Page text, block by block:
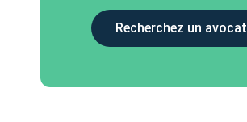
Recherchez un avocat